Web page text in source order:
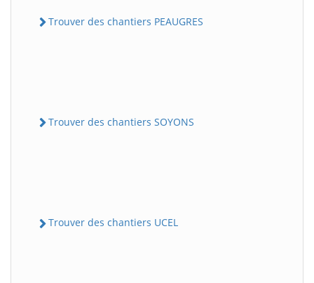
Trouver des chantiers PEAUGRES
Trouver des chantiers SOYONS
Trouver des chantiers UCEL